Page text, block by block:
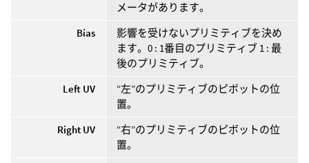
メータがあります。
Bias
影響を受けないプリミティブを決め
ます。0 : 1番目のプリミティブ 1 : 最
後のプリミティブ。
Left UV
“左”のプリミティブのピボットの位
置。
Right UV
“右”のプリミティブのピボットの位
置。